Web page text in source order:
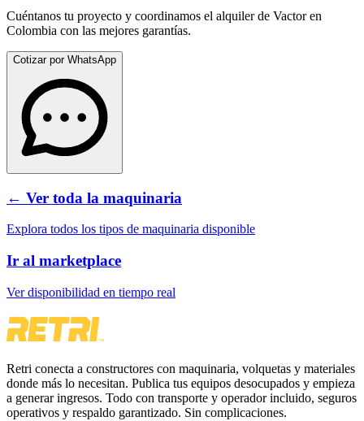
Cuéntanos tu proyecto y coordinamos el alquiler de Vactoren
Colombia con las mejores garantías.
Cotizar por WhatsApp
← Ver toda la maquinaria
Explora todos los tipos de maquinaria disponible
Ir al marketplace
Ver disponibilidad en tiempo real
Retri conecta a constructores con maquinaria, volquetas y materiales
donde más lo necesitan. Publica tus equipos desocupados y empieza
a generar ingresos. Todo con transporte y operador incluido, seguros
operativos y respaldo garantizado. Sin complicaciones.